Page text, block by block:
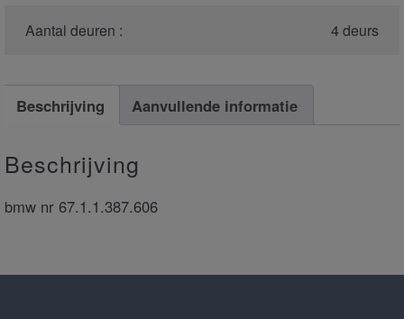
Aantal deuren : 4 deurs
Beschrijving Aanvullende informatie
Beschrijving
bmw nr 67.1.1.387.606